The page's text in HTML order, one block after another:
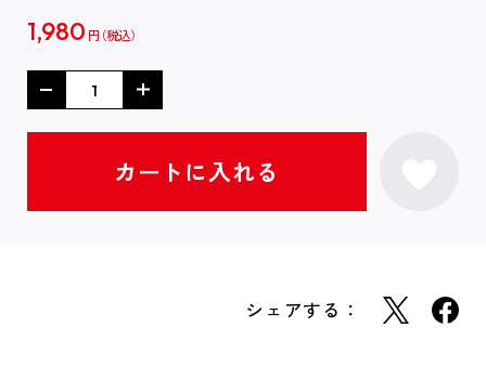
1,980 円
シェアする：